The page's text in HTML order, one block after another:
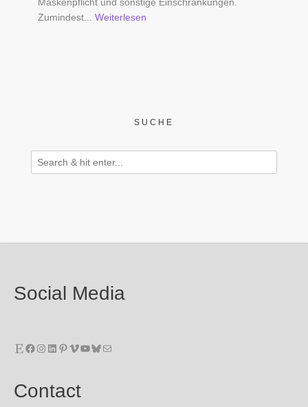
Zumindest ... Weiterlesen
SUCHE
Social Media
EtsyFacebook
Instagram
LinkedIn
Pinterest
Vimeo
YouTube
Bluesky
E-Mail
Contact